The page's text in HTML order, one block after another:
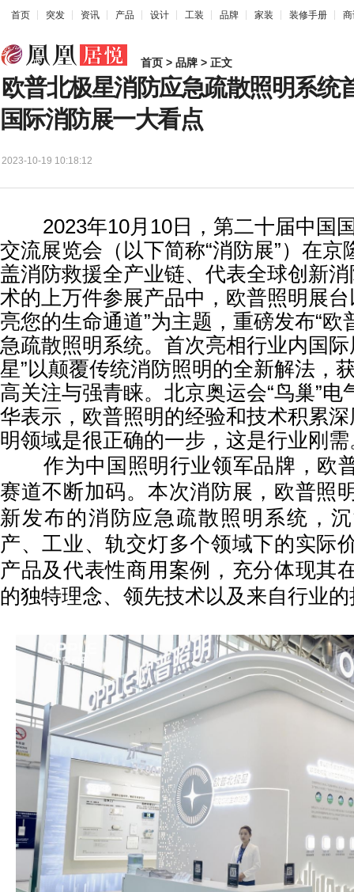
首页 突发 资讯 产品 设计 工装 品牌 家装 装修手册
首页 > 品牌 > 正文
欧普北极星消防应急疏散照明系统
国际消防展一大看点
2023-10-19 10:18:12
2023年10月10日，第二十届中国
交流展览会（以下简称“消防展”）在京
盖消防救援全产业链、代表全球创新
术的上万件参展产品中，欧普照明展
亮您的生命通道”为主题，重磅发布“欧
急疏散照明系统。首次亮相行业内国际
星”以颠覆传统消防照明的全新解法，
高关注与强青睐。北京奥运会“鸟巢”电
华表示，欧普照明的经验和技术积累
明领域是很正确的一步，这是行业刚需
作为中国照明行业领军品牌，欧
赛道不断加码。本次消防展，欧普照
新发布的消防应急疏散照明系统，
产、工业、轨交灯多个领域下的实际
产品及代表性商用案例，充分体现其
的独特理念、领先技术以及来自行业